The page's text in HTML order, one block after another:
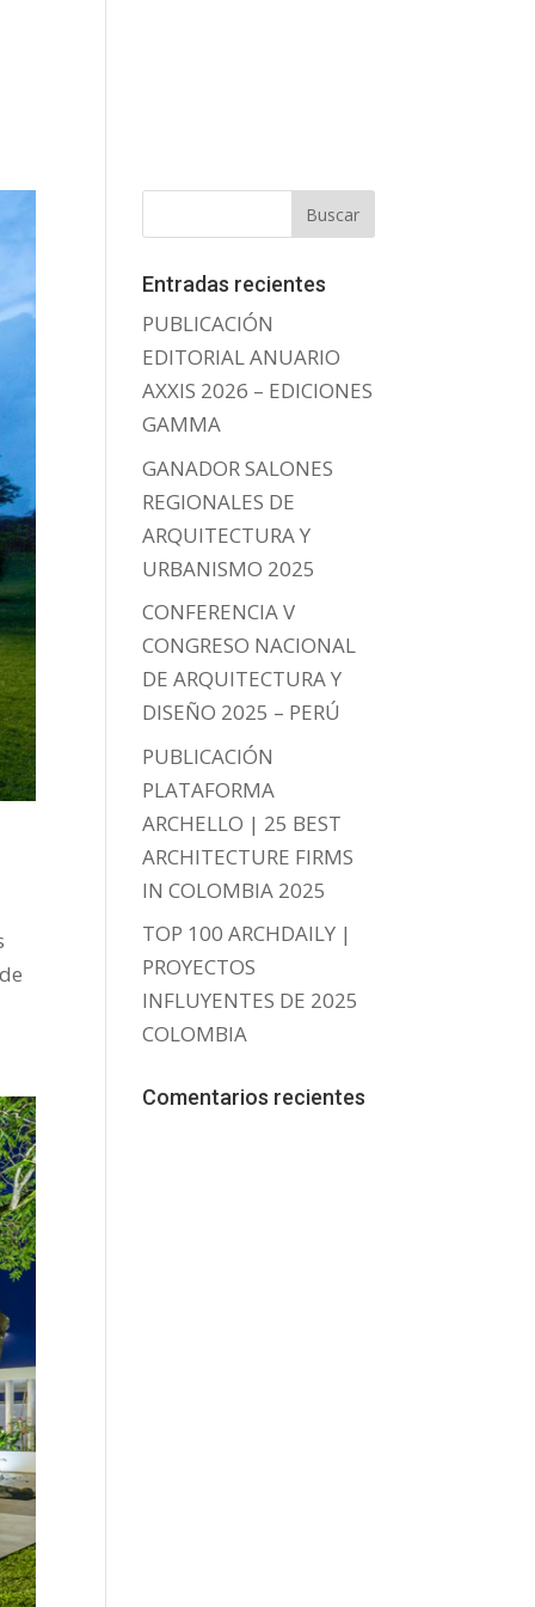
Entradas recientes
PUBLICACIÓN
EDITORIAL ANUARIO
AXXIS 2026 – EDICIONES
GAMMA
GANADOR SALONES
REGIONALES DE
ARQUITECTURA Y
URBANISMO 2025
CONFERENCIA V
CONGRESO NACIONAL
DE ARQUITECTURA Y
DISEÑO 2025 – PERÚ
PUBLICACIÓN
PLATAFORMA
ARCHELLO | 25 BEST
ARCHITECTURE FIRMS
IN COLOMBIA 2025
TOP 100 ARCHDAILY |
PROYECTOS
INFLUYENTES DE 2025
COLOMBIA
Comentarios recientes